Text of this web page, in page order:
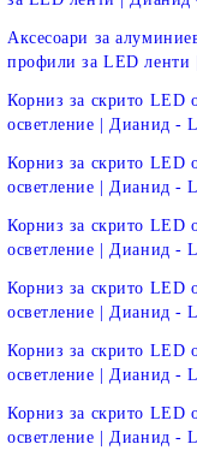
Аксесоари за
профили за LED ленти
Корниз за скрито LED
осветление | Дианид -
Корниз за скрито LED
осветление | Дианид -
Корниз за скрито LED
осветление | Дианид -
Корниз за скрито LED
осветление | Дианид -
Корниз за скрито LED
осветление | Дианид -
Корниз за скрито LED
осветление | Дианид -